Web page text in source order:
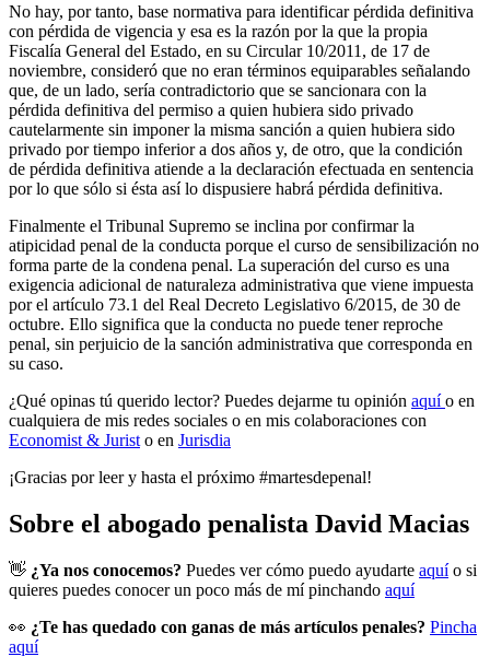
No hay, por tanto, base normativa para identificar pérdida definitiva
con pérdida de vigencia y esa es la razón por la que la propia
Fiscalía General del Estado, en su Circular 10/2011, de 17 de
noviembre, consideró que no eran términos equiparables señalando
que, de un lado, sería contradictorio que se sancionara con la
pérdida definitiva del permiso a quien hubiera sido privado
cautelarmente sin imponer la misma sanción a quien hubiera sido
privado por tiempo inferior a dos años y, de otro, que la condición
de pérdida definitiva atiende a la declaración efectuada en sentencia
por lo que sólo si ésta así lo dispusiere habrá pérdida definitiva.
Finalmente el Tribunal Supremo se inclina por confirmar la
atipicidad penal de la conducta porque el curso de sensibilización no
forma parte de la condena penal. La superación del curso es una
exigencia adicional de naturaleza administrativa que viene impuesta
por el artículo 73.1 del Real Decreto Legislativo 6/2015, de 30 de
octubre. Ello significa que la conducta no puede tener reproche
penal, sin perjuicio de la sanción administrativa que corresponda en
su caso.
¿Qué opinas tú querido lector? Puedes dejarme tu opinión aquío en
cualquiera de mis redes sociales o en mis colaboraciones con
Economist & Jurist o en Jurisdia
¡Gracias por leer y hasta el próximo #martesdepenal!
Sobre el abogado penalista David Macias
👋 ¿Ya nos conocemos? Puedes ver cómo puedo ayudarte aquío si
quieres puedes conocer un poco más de mí pinchando aquí
👀 ¿Te has quedado con ganas de más artículos penales? Pincha
aquí